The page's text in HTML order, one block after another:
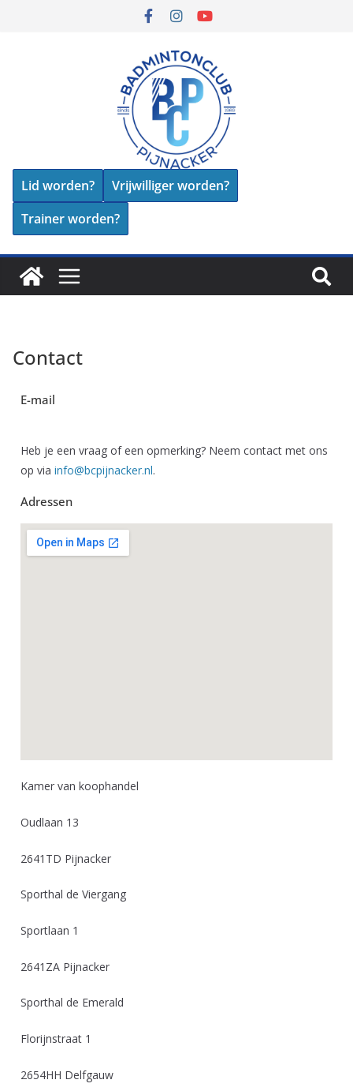
Lid worden?
Vrijwilliger worden?
Trainer worden?
Contact
E-mail
Heb je een vraag of een opmerking? Neem contact met ons
op via info@bcpijnacker.nl.
Adressen
Kamer van koophandel
Oudlaan 13
2641TD Pijnacker
Sporthal de Viergang
Sportlaan 1
2641ZA Pijnacker
Sporthal de Emerald
Florijnstraat 1
2654HH Delfgauw